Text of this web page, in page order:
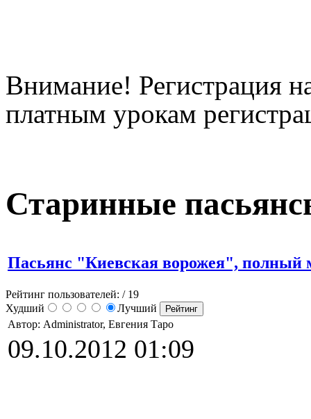
Внимание! Регистрация
платным урокам
Старинные
Пасьянс "Киевская ворожея", полный
Рейтинг пользователей: / 19
Худший
Лучший
Автор: Administrator, Евгения Таро
09.10.2012 01:09